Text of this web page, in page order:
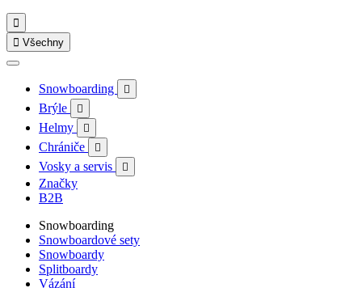

 Všechny
Snowboarding 
Brýle 
Helmy 
Chrániče 
Vosky a servis 
Značky
B2B
Snowboarding
Snowboardové sety
Snowboardy
Splitboardy
Vázání